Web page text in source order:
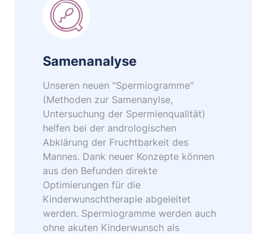
Samenanalyse
Unseren neuen "Spermiogramme"
(Methoden zur Samenanylse,
Untersuchung der Spermienqualität)
helfen bei der andrologischen
Abklärung der Fruchtbarkeit des
Mannes. Dank neuer Konzepte können
aus den Befunden direkte
Optimierungen für die
Kinderwunschtherapie abgeleitet
werden. Spermiogramme werden auch
ohne akuten Kinderwunsch als